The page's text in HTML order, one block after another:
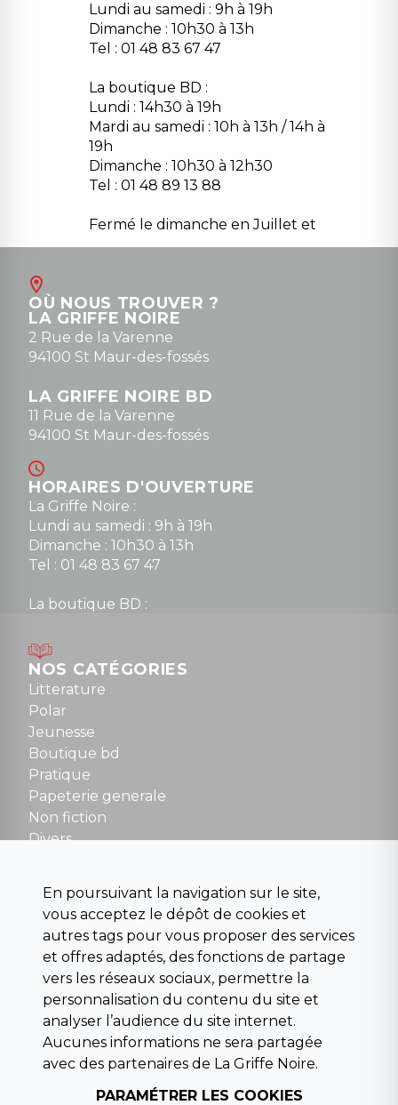
Lundi au samedi : 9h à 19h
Dimanche : 10h30 à 13h
Tel : 01 48 83 67 47
La boutique BD :
Lundi : 14h30 à 19h
Mardi au samedi : 10h à 13h / 14h à
19h
Dimanche : 10h30 à 12h30
Tel : 01 48 89 13 88
Fermé le dimanche en Juillet et
Août
contact@la-griffe-noire.com
0148836747
OÙ NOUS TROUVER ?
LA GRIFFE NOIRE
2 Rue de la Varenne
94100 St Maur-des-fossés
LA GRIFFE NOIRE BD
11 Rue de la Varenne
94100 St Maur-des-fossés
HORAIRES D'OUVERTURE
La Griffe Noire :
Lundi au samedi : 9h à 19h
Dimanche : 10h30 à 13h
Tel : 01 48 83 67 47
La boutique BD :
Mardi au samedi : 10h à 13h / 14h à 19h
Dimanche : 10h30 à 12h30
Tel : 01 48 89 13 88
Fermé le dimanche en Juillet et Août
NOUS CONTACTER
contact@la-griffe-noire.com
NOS CATÉGORIES
Litterature
Polar
Jeunesse
Boutique bd
Pratique
Papeterie generale
Non fiction
Divers
Para scolaire
Histoire
Pochoteque
Pleiade
INFORMATIONS
Droit de rétractation
Conditions générales de vente
En poursuivant la navigation sur le site,
vous acceptez le dépôt de cookies et
autres tags pour vous proposer des services
et offres adaptés, des fonctions de partage
vers les réseaux sociaux, permettre la
personnalisation du contenu du site et
analyser l’audience du site internet.
Aucunes informations ne sera partagée
avec des partenaires de La Griffe Noire.
PARAMÉTRER LES COOKIES